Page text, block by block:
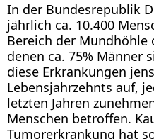
In der Bundesrepublik
jährlich ca. 10.400
Bereich der Mundhöhle
denen ca. 75% Männer
diese Erkrankungen
Lebensjahrzehnts auf,
letzten Jahren
Menschen betroffen.
Tumorerkrankung hat